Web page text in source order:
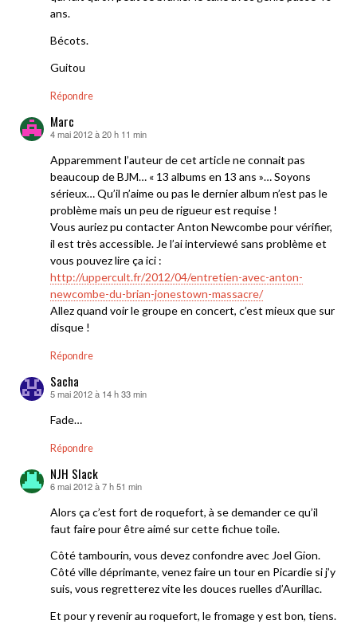
ans.
Bécots.
Guitou
Répondre
Marc
dit :
4 mai 2012 à 20 h 11 min
Apparemment l’auteur de cet article ne connait pas
beaucoup de BJM… « 13 albums en 13 ans »… Soyons
sérieux… Qu’il n’aime ou pas le dernier album n’est pas le
problème mais un peu de rigueur est requise !
Vous auriez pu contacter Anton Newcombe pour vérifier,
il est très accessible. Je l’ai interviewé sans problème et
vous pouvez lire ça ici :
http://uppercult.fr/2012/04/entretien-avec-anton-
newcombe-du-brian-jonestown-massacre/
Allez quand voir le groupe en concert, c’est mieux que sur
disque !
Répondre
Sacha
dit :
5 mai 2012 à 14 h 33 min
Fade…
Répondre
NJH Slack
dit :
6 mai 2012 à 7 h 51 min
Alors ça c’est fort de roquefort, à se demander ce qu’il
faut faire pour être aimé sur cette fichue toile.
Côté tambourin, vous devez confondre avec Joel Gion.
Côté ville déprimante, venez faire un tour en Picardie si j’y
suis, vous regretterez vite les douces ruelles d’Aurillac.
Et pour y revenir au roquefort, le fromage y est bon, tiens.